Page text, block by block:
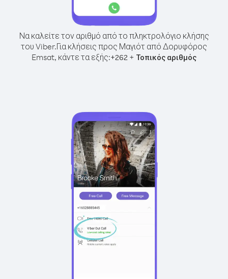
Να καλείτε τον αριθμό από το πληκτρολόγιο κλήσης
του Viber.Για κλήσεις προς Μαγιότ από Δορυφόρος
Emsat, κάντε τα εξής:+262 + Τοπικός αριθμός